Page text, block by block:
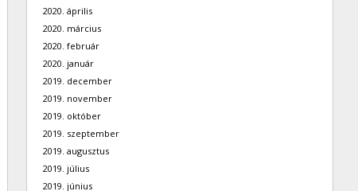
2020. április
2020. március
2020. február
2020. január
2019. december
2019. november
2019. október
2019. szeptember
2019. augusztus
2019. július
2019. június